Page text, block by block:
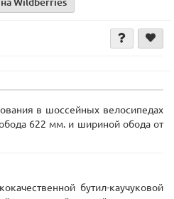
в шоссейных велосипедах
622 мм. и шириной обода от
бутил-каучуковой